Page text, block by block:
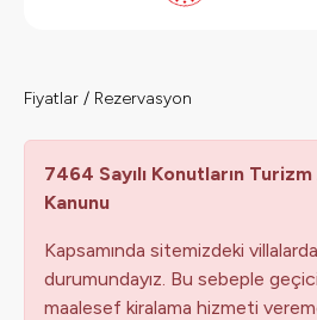
Fiyatlar / Rezervasyon
7464 Sayılı Konutların Turizm
Kanunu
Kapsamında sitemizdeki
durumundayız. Bu sebeple
maalesef kiralama hizmeti